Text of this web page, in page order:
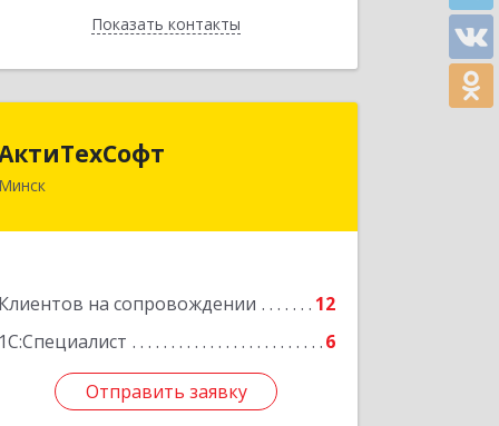
Показать контакты
Назад
Минск
Клиентов на сопровождении
12
1С:Специалист
6
Отправить заявку
Республика Беларусь, г. Минск, ул.
Отправить заявку